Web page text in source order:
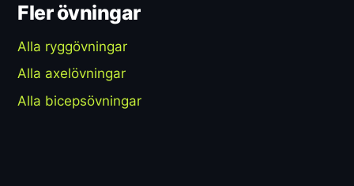
Fler övningar
Alla ryggövningar
Alla axelövningar
Alla bicepsövningar